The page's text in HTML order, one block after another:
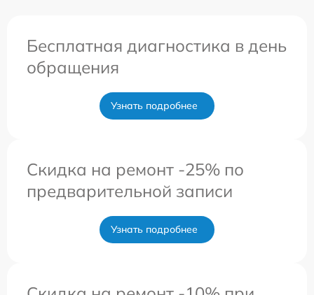
Бесплатная диагностика в день
обращения
Узнать подробнее
Скидка на ремонт -25% по
предварительной записи
Узнать подробнее